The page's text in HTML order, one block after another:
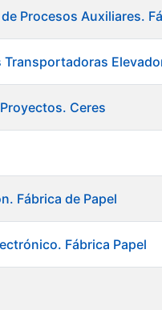
Procesos Auxiliares.
Ceres
Fábrica de Papel
Fábrica Papel